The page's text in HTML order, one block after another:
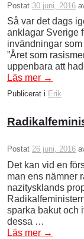
Postat 30 juni, 2016
Så var det dags
anklagar Sverige
invändningar
”Året som
uppenbara att
Läs mer →
Publicerat i Erik
Postat 26 juni, 2016
Det kan vid en
man ens nämner
nazitysklands
sparka bakut och
dessa …
Läs mer →